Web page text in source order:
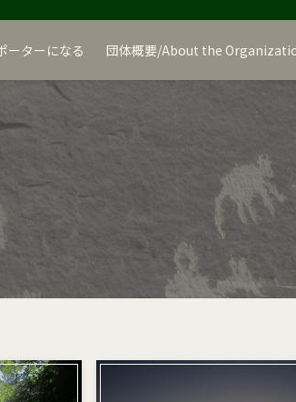
ーターになる 団体概要/About the